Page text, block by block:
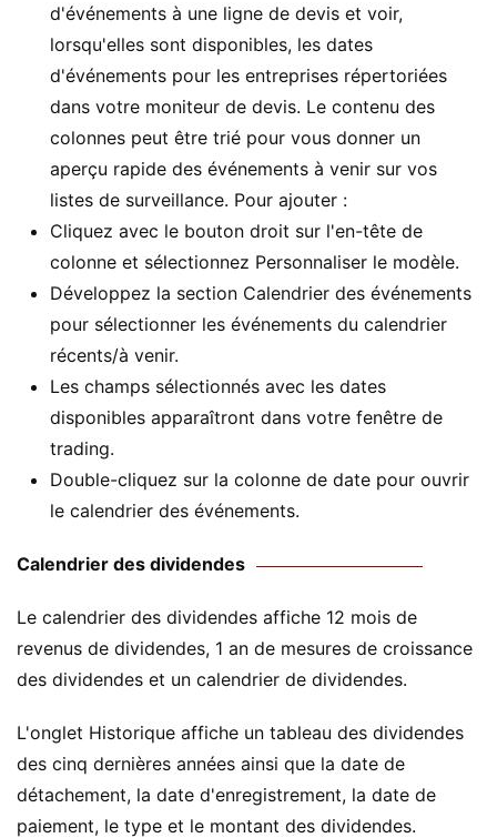
d'événements à une ligne de devis et voir,
lorsqu'elles sont disponibles, les dates
d'événements pour les entreprises répertoriées
dans votre moniteur de devis. Le contenu des
colonnes peut être trié pour vous donner un
aperçu rapide des événements à venir sur vos
listes de surveillance. Pour ajouter :
Cliquez avec le bouton droit sur l'en-tête de
colonne et sélectionnez Personnaliser le modèle.
Développez la section Calendrier des événements
pour sélectionner les événements du calendrier
récents/à venir.
Les champs sélectionnés avec les dates
disponibles apparaîtront dans votre fenêtre de
trading.
Double-cliquez sur la colonne de date pour ouvrir
le calendrier des événements.
Calendrier des dividendes
Le calendrier des dividendes affiche 12 mois de
revenus de dividendes, 1 an de mesures de croissance
des dividendes et un calendrier de dividendes.
L'onglet Historique affiche un tableau des dividendes
des cinq dernières années ainsi que la date de
détachement, la date d'enregistrement, la date de
paiement, le type et le montant des dividendes.